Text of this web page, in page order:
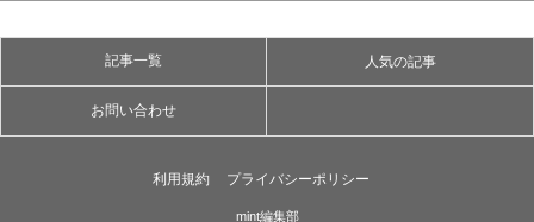
記事一覧 人気の記事
お問い合わせ
利用規約 プライバシーポリシー
mint編集部